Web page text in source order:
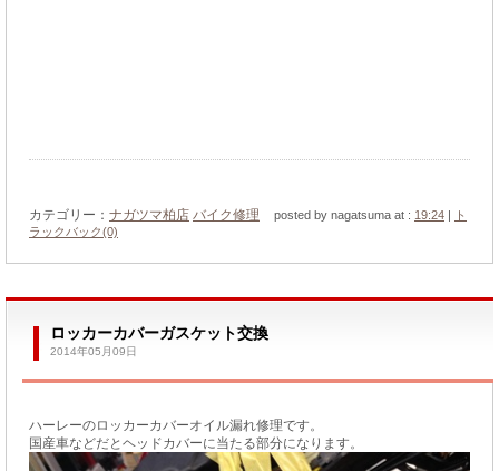
カテゴリー： ナガツマ柏店 バイク修理 posted by nagatsuma at : 19:24 |
ト
ラックバック(0)
ロッカーカバーガスケット交換
2014年05月09日
ハーレーのロッカーカバーオイル漏れ修理です。
国産車などだとヘッドカバーに当たる部分になります。